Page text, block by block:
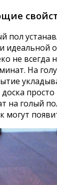
пол
идеальной
не всегда
На
просто
на голый
могут